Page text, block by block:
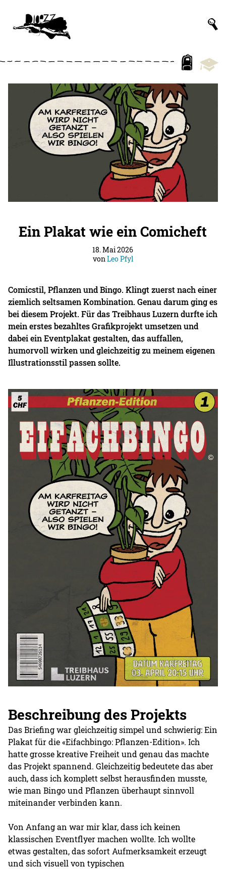
Ein Plakat wie ein Comicheft
18. Mai 2026
vonLeo Pfyl
Comicstil, Pflanzen und Bingo. Klingt zuerst nach einer
ziemlich seltsamen Kombination. Genau darum ging es
bei diesem Projekt. Für das Treibhaus Luzern durfte ich
mein erstes bezahltes Grafikprojekt umsetzen und
dabei ein Eventplakat gestalten, das auffallen,
humorvoll wirken und gleichzeitig zu meinem eigenen
Illustrationsstil passen sollte.
Beschreibung des Projekts
Das Briefing war gleichzeitig simpel und schwierig: Ein
Plakat für die «Eifachbingo: Pflanzen-Edition». Ich
hatte grosse kreative Freiheit und genau das machte
das Projekt spannend. Gleichzeitig bedeutete das aber
auch, dass ich komplett selbst herausfinden musste,
wie man Bingo und Pflanzen überhaupt sinnvoll
miteinander verbinden kann.
Von Anfang an war mir klar, dass ich keinen
klassischen Eventflyer machen wollte. Ich wollte
etwas gestalten, das sofort Aufmerksamkeit erzeugt
und sich visuell von typischen